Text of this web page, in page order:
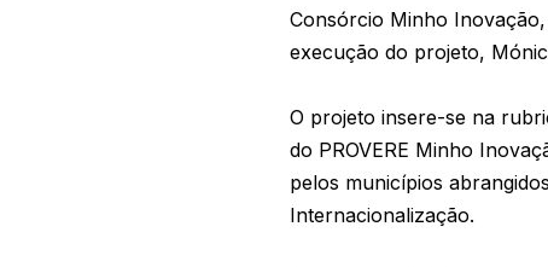
Consórcio Minho
execução do projeto,
O projeto insere-se na
do PROVERE Minho
pelos municípios
Internacionalização.